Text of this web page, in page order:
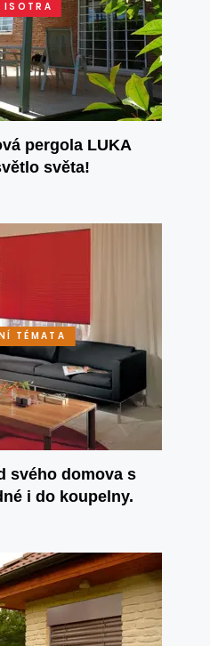
ISOTRA
pergola LUKA
světa!
TÉMATA
svého domova s
i do koupelny.